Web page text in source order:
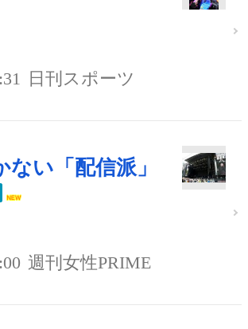
日刊スポーツ
い「配信派」
週刊女性PRIME